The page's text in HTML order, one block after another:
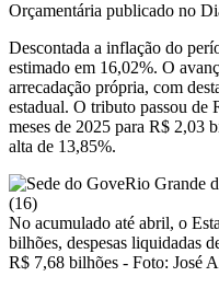
Orçamentária publicado no
Descontada a inflação do
estimado em 16,02%. O
arrecadação própria, com
estadual. O tributo passou de
meses de 2025 para R$ 2,03
alta de 13,85%.
No acumulado até abril, o
bilhões, despesas liquidadas
R$ 7,68 bilhões - Foto: José